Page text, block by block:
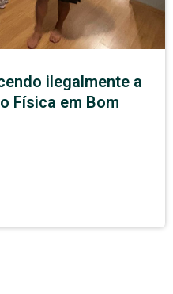
ilegalmente a
Física em Bom